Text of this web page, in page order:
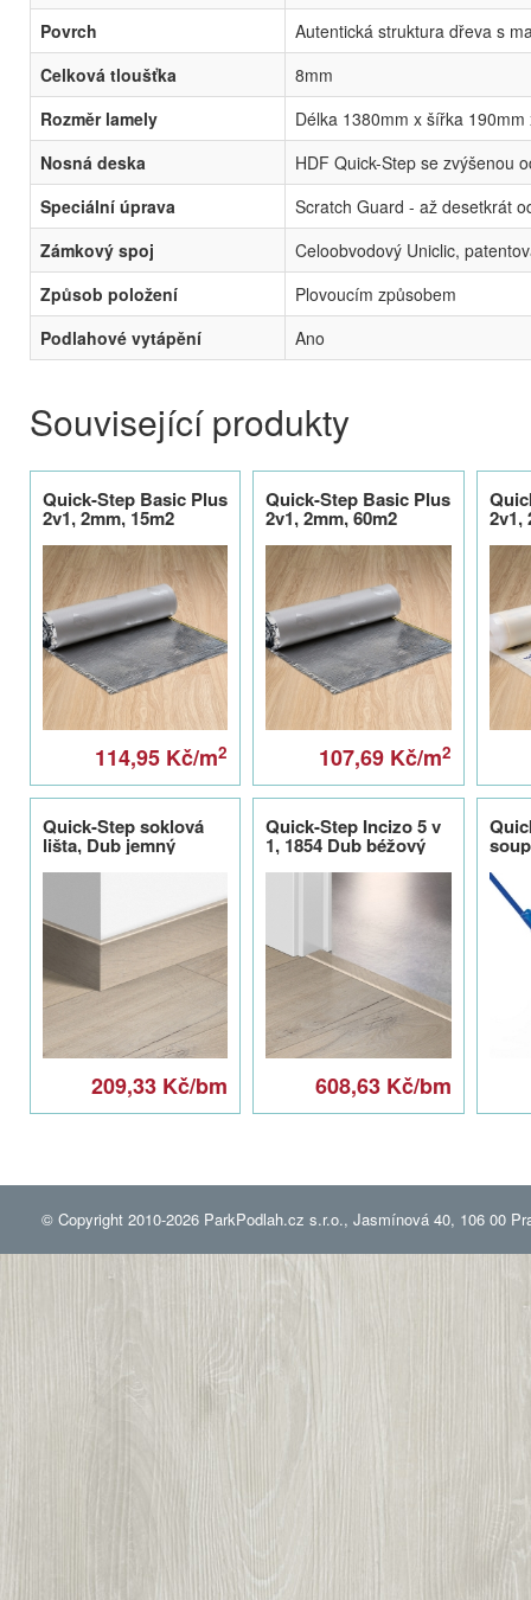
Povrch
Autentická struktura dřeva s
Celková tloušťka
8mm
Rozměr lamely
Délka 1380mm x šířka
Nosná deska
HDF Quick-Step se zvýšenou
Speciální úprava
Scratch Guard - až desetkrát
Zámkový spoj
Celoobvodový Uniclic,
Způsob položení
Plovoucím způsobem
Podlahové vytápění
Ano
Související produkty
Quick-Step Basic Plus
2v1, 2mm, 15m2
114,95 Kč/m2
Quick-Step Basic Plus
2v1, 2mm, 60m2
107,69 Kč/m2
2v1,
Quick-Step soklová
lišta, Dub jemný
209,33 Kč/bm
Quick-Step Incizo 5 v
1, 1854 Dub béžový
608,63 Kč/bm
© Copyright 2010-2026 ParkPodlah.cz s.r.o., Jasmínová 40, 106 00